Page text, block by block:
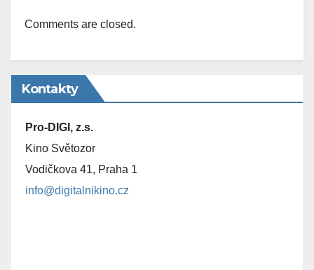
Comments are closed.
Kontakty
Pro-DIGI, z.s.
Kino Světozor
Vodičkova 41, Praha 1
info@digitalnikino.cz